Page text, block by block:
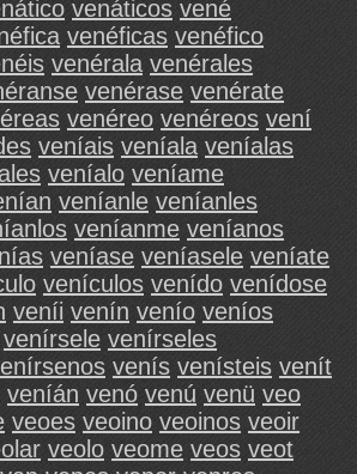
venáticos vené
venéficas venéfico
venérala venérales
venérase venérate
venéreo venéreos vení
veníais veníala veníalas
veníalo veníame
veníanle veníanles
veníanme veníanos
veníase veníasele veníate
venículos venído venídose
veníi venín venío veníos
venírsele venírseles
venís venísteis venít
veníán venó venú venü veo
veoes veoino veoinos veoir
veolo veome veos veot